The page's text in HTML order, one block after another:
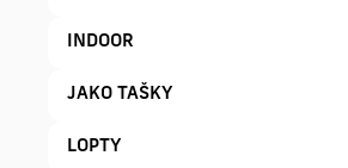
INDOOR
JAKO TAŠKY
LOPTY